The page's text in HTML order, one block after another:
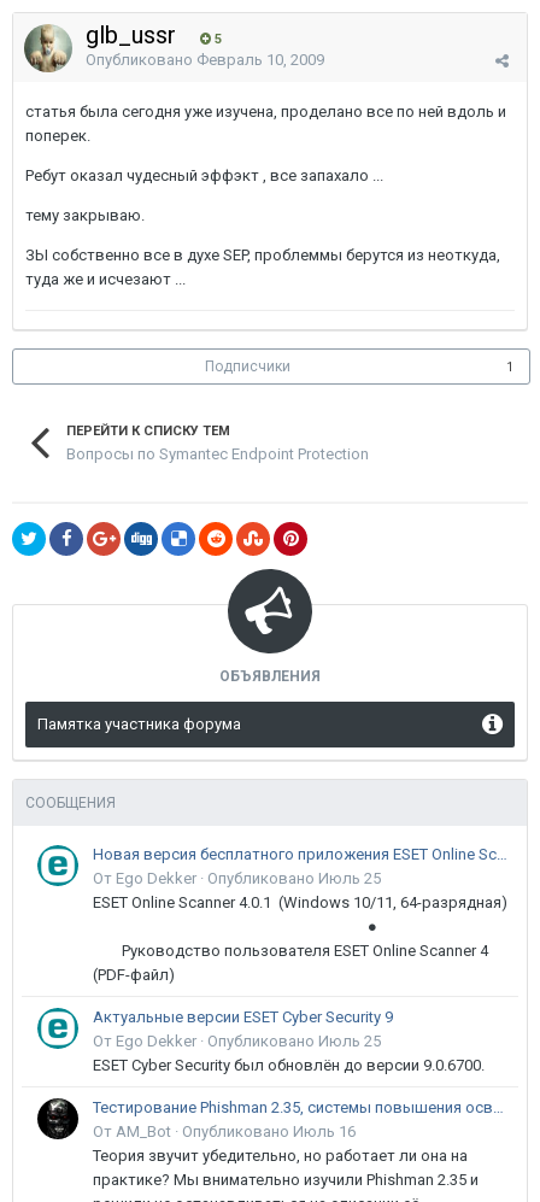
glb_ussr 5
Опубликовано Февраль 10, 2009
статья была сегодня уже изучена, проделано все по ней вдоль и
поперек.
Ребут оказал чудесный эффэкт , все запахало ...
тему закрываю.
ЗЫ собственно все в духе SEP, проблеммы берутся из неоткуда,
туда же и исчезают ...
Подписчики 1
ПЕРЕЙТИ К СПИСКУ ТЕМ
Вопросы по Symantec Endpoint Protection
ОБЪЯВЛЕНИЯ
Памятка участника форума
СООБЩЕНИЯ
Новая версия бесплатного приложения ESET Online Scanner доступна пользователям
От Ego Dekker · Опубликовано Июль 25
ESET Online Scanner 4.0.1 (Windows 10/11, 64-разрядная)
●
Руководство пользователя ESET Online Scanner 4
(PDF-файл)
Актуальные версии ESET Cyber Security 9
От Ego Dekker · Опубликовано Июль 25
ESET Cyber Security был обновлён до версии 9.0.6700.
Тестирование Phishman 2.35, системы повышения осведомлённости пользователей в сфере ИБ
От AM_Bot · Опубликовано Июль 16
Теория звучит убедительно, но работает ли она на
практике? Мы внимательно изучили Phishman 2.35 и